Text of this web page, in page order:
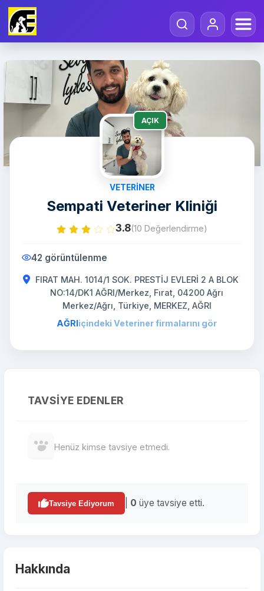
AÇIK
VETERINER
Sempati Veteriner Kliniği
3.8(10 Değerlendirme)
42 görüntülenme
FIRAT MAH. 1014/1 SOK. PRESTİJ EVLERİ 2 A BLOK
NO:14/DK1 AĞRI/Merkez, Fırat, 04200 Ağrı
Merkez/Ağrı, Türkiye, MERKEZ, AĞRI
AĞRIiçindeki Veteriner firmalarını gör
TAVSIYE EDENLER
Henüz kimse tavsiye etmedi.
Tavsiye Ediyorum 0 üye tavsiye etti.
Hakkında